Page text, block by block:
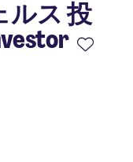
ルス 投